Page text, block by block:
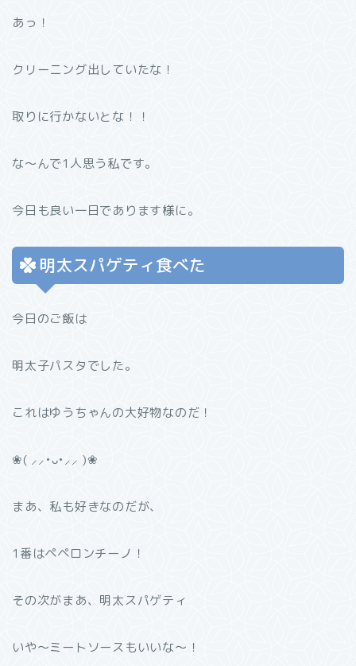
あっ！
クリーニング出していたな！
取りに行かないとな！！
な〜んで1人思う私です。
今日も良い一日であります様に。
明太スパゲティ食べた
今日のご飯は
明太子パスタでした。
これはゆうちゃんの大好物なのだ！
❀( ⸝⸝•ᴗ•⸝⸝ )❀
まあ、私も好きなのだが、
1番はペペロンチーノ！
その次がまあ、明太スパゲティ
いや〜ミートソースもいいな〜！